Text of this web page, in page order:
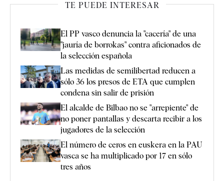
TE PUEDE INTERESAR
El PP vasco denuncia la "cacería" de una
"jauría de borrokas" contra aficionados de
la selección española
Las medidas de semilibertad reducen a
sólo 36 los presos de ETA que cumplen
condena sin salir de prisión
El alcalde de Bilbao no se "arrepiente" de
no poner pantallas y descarta recibir a los
jugadores de la selección
El número de ceros en euskera en la PAU
vasca se ha multiplicado por 17 en sólo
tres años